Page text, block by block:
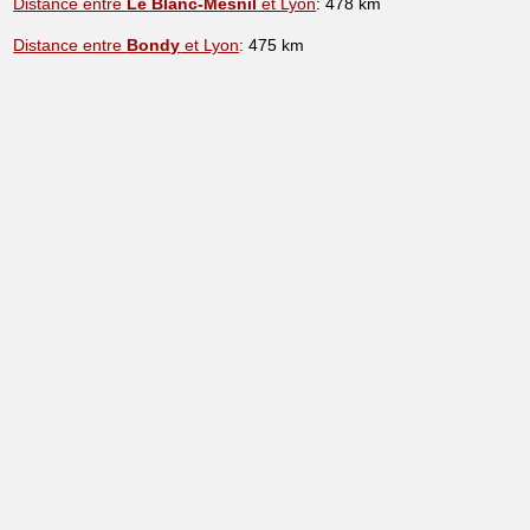
Distance entre Le Blanc-Mesnil et Lyon: 478 km
Distance entre Bondy et Lyon: 475 km